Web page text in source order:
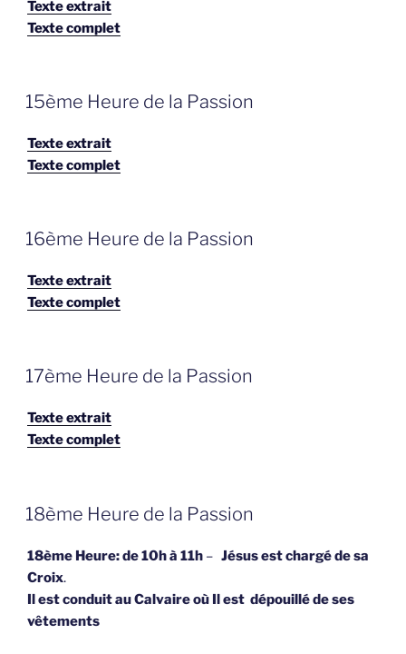
Texte extrait
Texte complet
GEPLAATST
OP
15ème Heure de la Passion
Texte extrait
Texte complet
GEPLAATST
OP
16ème Heure de la Passion
Texte extrait
Texte complet
GEPLAATST
OP
17ème Heure de la Passion
Texte extrait
Texte complet
GEPLAATST
OP
18ème Heure de la Passion
18ème Heure: de 10h à 11h – Jésus est chargé de sa
Croix.
Il est conduit au Calvaire où Il est dépouillé de ses
vêtements